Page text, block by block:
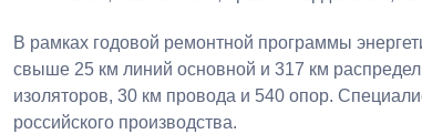
В рамках годовой ремонтной программы
свыше 25 км линий основной и 317 км
изоляторов, 30 км провода и 540 опор.
российского производства.